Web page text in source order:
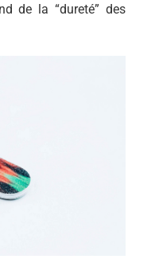
de la “dureté” des